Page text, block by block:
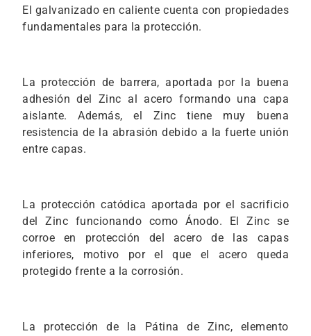
El galvanizado en caliente cuenta con propiedades
fundamentales para la protección.
La protección de barrera, aportada por la buena
adhesión del Zinc al acero formando una capa
aislante. Además, el Zinc tiene muy buena
resistencia de la abrasión debido a la fuerte unión
entre capas.
La protección catódica aportada por el sacrificio
del Zinc funcionando como Ánodo. El Zinc se
corroe en protección del acero de las capas
inferiores, motivo por el que el acero queda
protegido frente a la corrosión.
La protección de la Pátina de Zinc, elemento